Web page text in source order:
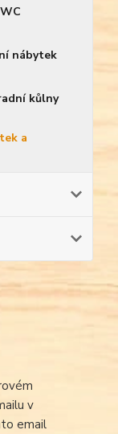
nábytek
kůlny
a
v
email